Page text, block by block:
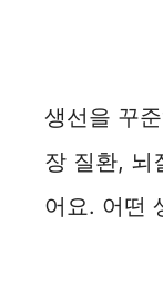
생선을 꾸
장 질환, 뇌
어요. 어떤